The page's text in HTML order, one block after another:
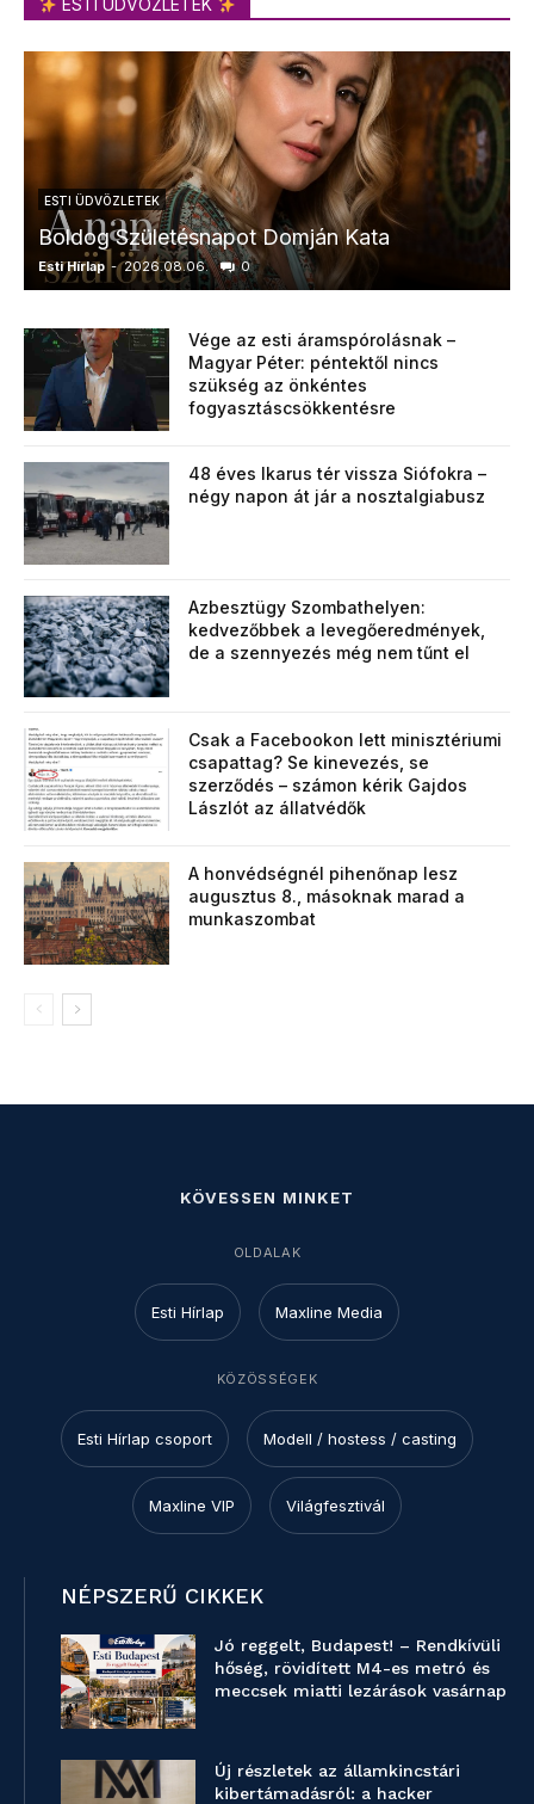
ESTI ÜDVÖZLETEK
ESTI ÜDVÖZLETEK
Boldog Születésnapot Domján Kata
Esti Hírlap - 2026.08.06. 0
Vége az esti áramspórolásnak –
Magyar Péter: péntektől nincs
szükség az önkéntes
fogyasztáscsökkentésre
48 éves Ikarus tér vissza Siófokra –
négy napon át jár a nosztalgiabusz
Azbesztügy Szombathelyen:
kedvezőbbek a levegőeredmények,
de a szennyezés még nem tűnt el
Csak a Facebookon lett minisztériumi
csapattag? Se kinevezés, se
szerződés – számon kérik Gajdos
Lászlót az állatvédők
A honvédségnél pihenőnap lesz
augusztus 8., másoknak marad a
munkaszombat
KÖVESSEN MINKET
OLDALAK
Esti Hírlap Maxline Media
KÖZÖSSÉGEK
Esti Hírlap csoport Modell / hostess / casting
Maxline VIP Világfesztivál
NÉPSZERŰ CIKKEK
Jó reggelt, Budapest! – Rendkívüli
hőség, rövidített M4-es metró és
meccsek miatti lezárások vasárnap
Új részletek az államkincstári
kibertámadásról: a hacker